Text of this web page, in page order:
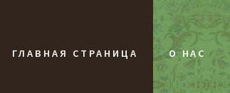
ГЛАВНАЯ СТРАНИЦА О НАС